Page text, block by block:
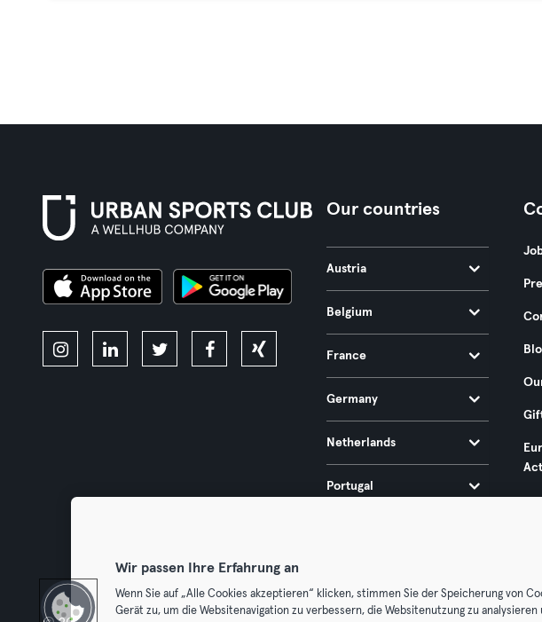
Our countries
Austria
Belgium
France
Germany
Netherlands
Portugal
Wir passen Ihre Erfahrung an
Wenn Sie auf „Alle Cookies akzeptieren“ klicken, stimmen Sie der Speicherung von
Gerät zu, um die Websitenavigation zu verbessern, die Websitenutzung zu analysieren